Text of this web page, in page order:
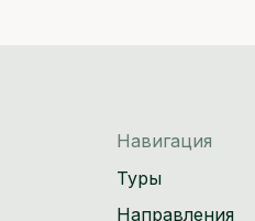
Навигация
Туры
Направления